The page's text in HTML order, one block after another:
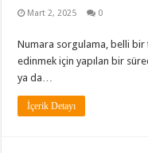
Mart 2, 2025 0
Numara sorgulama, belli bir
edinmek için yapılan bir
ya da…
İçerik Detayı